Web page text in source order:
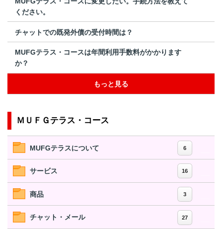
ください。
チャットでの既発外債の受付時間は？
MUFGテラス・コースは年間利用手数料がかかります
か？
もっと見る
ＭＵＦＧテラス・コース
MUFGテラスについて 6
サービス 16
商品 3
チャット・メール 27